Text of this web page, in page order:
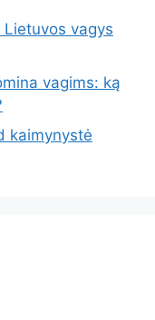
vagys
vagims: ką
kaimynystė